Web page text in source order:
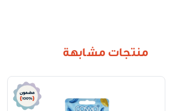
منتجات مشابهة